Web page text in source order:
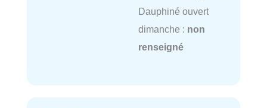
Dauphiné ouvert
dimanche : non
renseigné